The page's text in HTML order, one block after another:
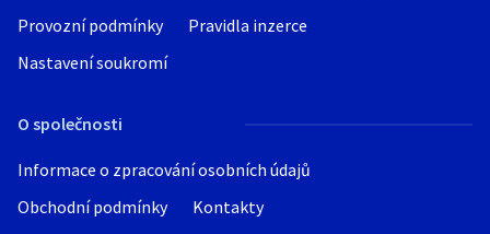
Provozní podmínky
Pravidla inzerce
Nastavení soukromí
O společnosti
Informace o zpracování osobních údajů
Obchodní podmínky
Kontakty